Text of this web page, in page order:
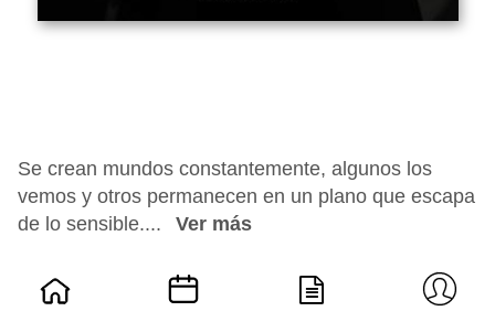
Se crean mundos constantemente, algunos los
vemos y otros permanecen en un plano que escapa
de lo sensible....
Ver más